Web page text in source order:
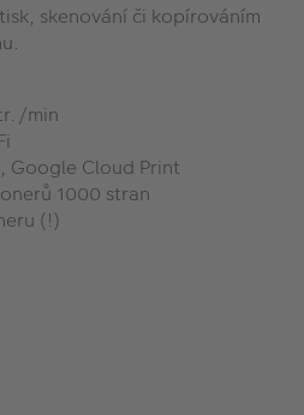
skenování či kopírováním
min
Google Cloud Print
1000 stran
(!)